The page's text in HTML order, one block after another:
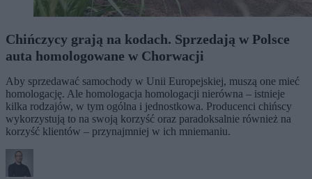
Chińczycy grają na kodach. Sprzedają w Polsce
auta homologowane w Chorwacji
Aby sprzedawać samochody w Unii Europejskiej, muszą one mieć
homologację. Ale homologacja homologacji nierówna – istnieje
kilka rodzajów, w tym ogólna i jednostkowa. Producenci chińscy
wykorzystują to na swoją korzyść oraz paradoksalnie również na
korzyść klientów – przynajmniej w ich mniemaniu.